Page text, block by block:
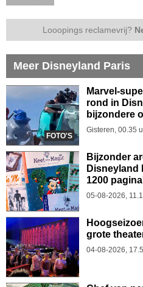
Looopings reclamevrij?
Meer Disneyland Paris
FOTO'S
Marvel-
rond in
bijzondere
Gisteren, 00.35
Bijzonder
Disneyland
1200
05-08-2026,
grote
04-08-2026,